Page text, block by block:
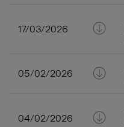
17/03/2026
05/02/2026
04/02/2026